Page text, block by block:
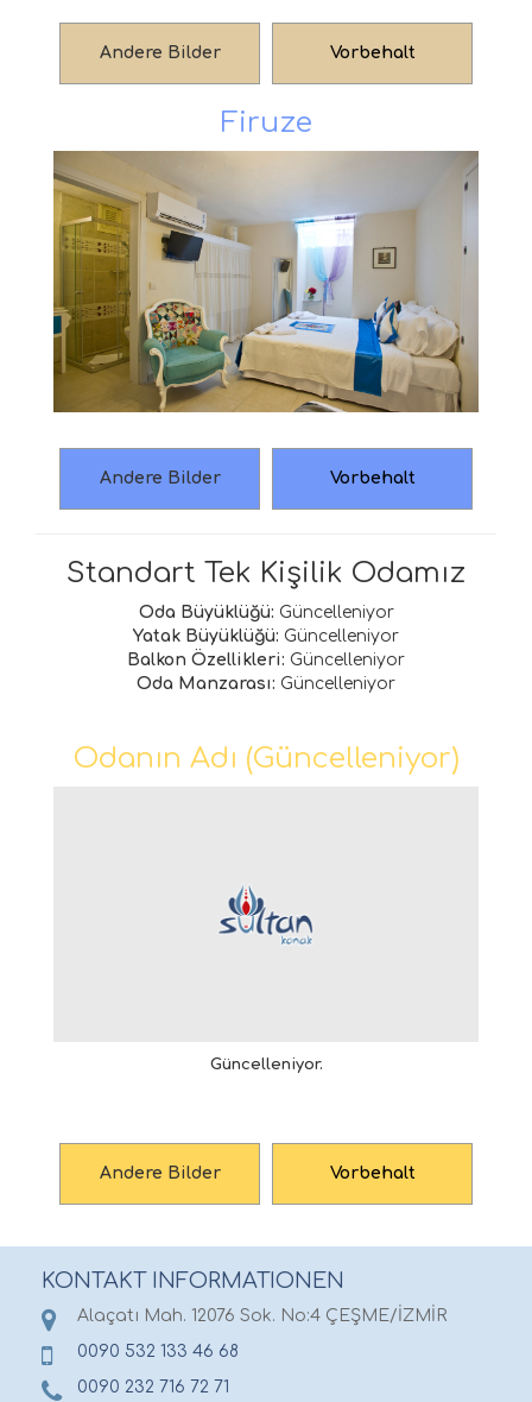
Andere Bilder Vorbehalt
Firuze
Andere Bilder Vorbehalt
Standart Tek Kişilik Odamız
Oda Büyüklüğü: Güncelleniyor
Yatak Büyüklüğü: Güncelleniyor
Balkon Özellikleri: Güncelleniyor
Oda Manzarası: Güncelleniyor
Odanın Adı (Güncelleniyor)
Güncelleniyor.
Andere Bilder Vorbehalt
KONTAKT INFORMATIONEN
Alaçatı Mah. 12076 Sok. No:4 ÇEŞME/İZMİR
0090 532 133 46 68
0090 232 716 72 71